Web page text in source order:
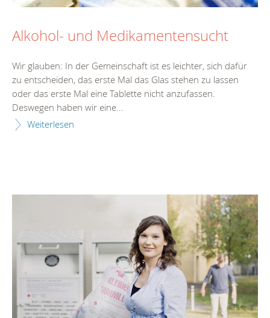
Alkohol- und Medikamentensucht
Wir glauben: In der Gemeinschaft ist es leichter, sich dafür
zu entscheiden, das erste Mal das Glas stehen zu lassen
oder das erste Mal eine Tablette nicht anzufassen.
Deswegen haben wir eine...
Weiterlesen